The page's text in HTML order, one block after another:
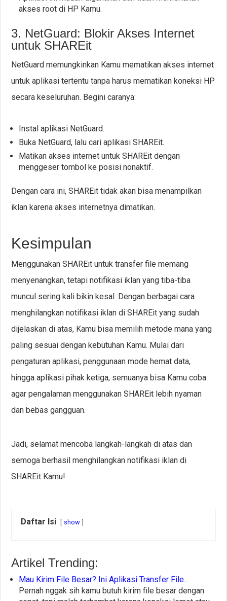
akses root di HP Kamu.
3. NetGuard: Blokir Akses Internet
untuk SHAREit
NetGuard memungkinkan Kamu mematikan akses internet
untuk aplikasi tertentu tanpa harus mematikan koneksi HP
secara keseluruhan. Begini caranya:
Instal aplikasi NetGuard.
Buka NetGuard, lalu cari aplikasi SHAREit.
Matikan akses internet untuk SHAREit dengan
menggeser tombol ke posisi nonaktif.
Dengan cara ini, SHAREit tidak akan bisa menampilkan
iklan karena akses internetnya dimatikan.
Kesimpulan
Menggunakan SHAREit untuk transfer file memang
menyenangkan, tetapi notifikasi iklan yang tiba-tiba
muncul sering kali bikin kesal. Dengan berbagai cara
menghilangkan notifikasi iklan di SHAREit yang sudah
dijelaskan di atas, Kamu bisa memilih metode mana yang
paling sesuai dengan kebutuhan Kamu. Mulai dari
pengaturan aplikasi, penggunaan mode hemat data,
hingga aplikasi pihak ketiga, semuanya bisa Kamu coba
agar pengalaman menggunakan SHAREit lebih nyaman
dan bebas gangguan.
Jadi, selamat mencoba langkah-langkah di atas dan
semoga berhasil menghilangkan notifikasi iklan di
SHAREit Kamu!
Daftar Isi show
Artikel Trending:
Mau Kirim File Besar? Ini Aplikasi Transfer File…
Pernah nggak sih kamu butuh kirim file besar dengan